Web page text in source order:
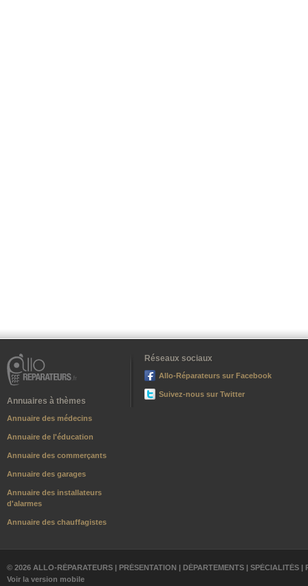
Annuaires à thèmes
Annuaire des médecins
Annuaire de l'éducation
Annuaire des commerçants
Annuaire des garages
Annuaire des installateurs
d'alarmes
Annuaire des chauffagistes
Réseaux sociaux
Allo-Réparateurs sur Facebook
Suivez-nous sur Twitter
© 2026 ALLO-RÉPARATEURS | PRÉSENTATION | DÉPARTEMENTS | SPÉCIALITÉS |
Voir la version mobile